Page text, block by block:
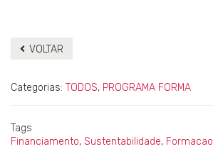
VOLTAR
Categorias: TODOS, PROGRAMA FORMA
Tags
Financiamento, Sustentabilidade, Formacao